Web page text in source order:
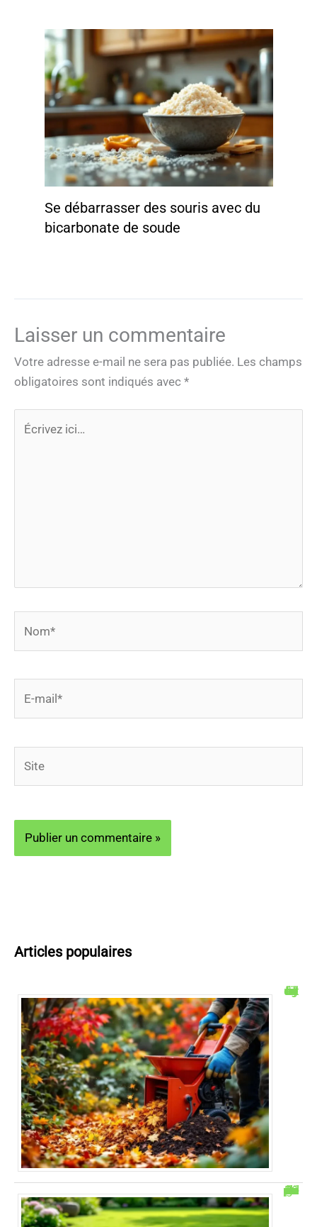
Se débarrasser des souris avec du
bicarbonate de soude
Laisser un commentaire
Votre adresse e-mail ne sera pas publiée. Les champs
obligatoires sont indiqués avec *
Articles populaires
Le broyage des feuilles mortes : astuces et conseils
Remède de grand-mère pour enlever la mousse dans la pelouse : 6 astuces simples